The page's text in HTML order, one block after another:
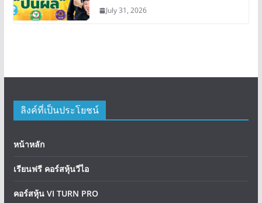
July 31, 2026
ลิงค์ที่เป็นประโยชน์
หน้าหลัก
เรียนฟรี คอร์สหุ้นวีไอ
คอร์สหุ้น VI TURN PRO